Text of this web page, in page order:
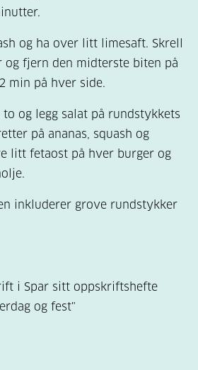
og ha over litt limesaft. Skrell
og fjern den midterste biten på
min på hver side.
og legg salat på rundstykkets
på ananas, squash og
litt fetaost på hver burger og
inkluderer grove rundstykker
i Spar sitt oppskriftshefte
og fest"